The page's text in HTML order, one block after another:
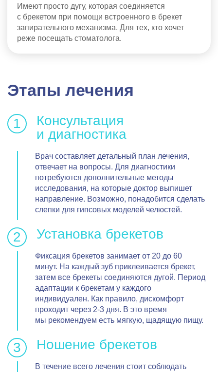
Имеют просто дугу, которая соединяется
с брекетом при помощи встроенного в брекет
запирательного механизма. Для тех, кто хочет
реже посещать стоматолога.
Этапы лечения
Консультация
и диагностика
Врач составляет детальный план лечения,
отвечает на вопросы. Для диагностики
потребуются дополнительные методы
исследования, на которые доктор выпишет
направление. Возможно, понадобится сделать
слепки для гипсовых моделей челюстей.
Установка брекетов
Фиксация брекетов занимает от 20 до 60
минут. На каждый зуб приклеивается брекет,
затем все брекеты соединяются дугой. Период
адаптации к брекетам у каждого
индивидуален. Как правило, дискомфорт
проходит через 2-3 дня. В это время
мы рекомендуем есть мягкую, щадящую пищу.
Ношение брекетов
В течение всего лечения стоит соблюдать